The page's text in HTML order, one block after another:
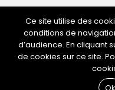
Plan du site/
Ce site utilise des
conditions de
d’audience. En cliquant
de cookies sur ce site.
Ok